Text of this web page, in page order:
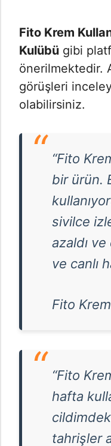
Fito Krem
Kulübü gibi
önerilmektedir.
görüşleri
olabilirsiniz.
“Fito
bir ürün.
sivilce
azaldı
ve canlı
Fito Krem
“Fito
hafta
tahrişler